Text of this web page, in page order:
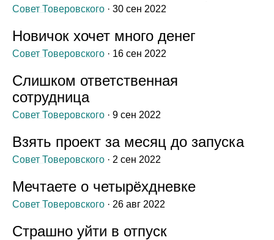
Совет Товеровского · 30 сен 2022
Новичок хочет много денег
Совет Товеровского · 16 сен 2022
Слишком ответственная
сотрудница
Совет Товеровского · 9 сен 2022
Взять проект за месяц до запуска
Совет Товеровского · 2 сен 2022
Мечтаете о четырёхдневке
Совет Товеровского · 26 авг 2022
Страшно уйти в отпуск